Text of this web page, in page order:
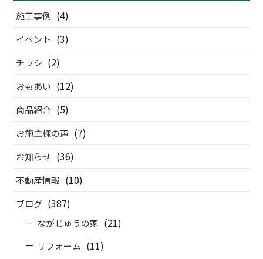
施工事例 (4)
イベント (3)
チラシ (2)
おもあい (12)
商品紹介 (5)
お施主様の声 (7)
お知らせ (36)
不動産情報 (10)
ブログ (387)
ながじゅうの家 (21)
リフォーム (11)